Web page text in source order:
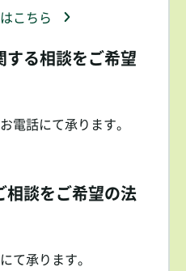
こちら
する相談をご希望
電話にて承ります。
相談をご希望の法
て承ります。